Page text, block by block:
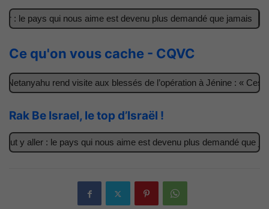
pays qui nous aime est devenu plus demandé que jamais Il
Ce qu'on vous cache - CQVC
rend visite aux blessés de l’opération à Jénine : « Ces
Rak Be Israel, le top d’Israël !
: le pays qui nous aime est devenu plus demandé que jamais